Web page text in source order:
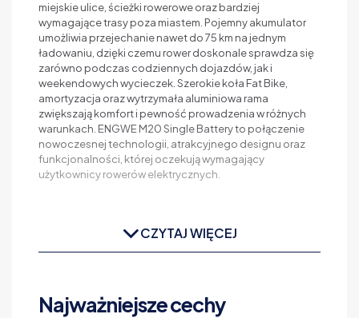
miejskie ulice, ścieżki rowerowe oraz bardziej
wymagające trasy poza miastem. Pojemny akumulator
umożliwia przejechanie nawet do 75 km na jednym
ładowaniu, dzięki czemu rower doskonale sprawdza się
zarówno podczas codziennych dojazdów, jak i
weekendowych wycieczek. Szerokie koła Fat Bike,
amortyzacja oraz wytrzymała aluminiowa rama
zwiększają komfort i pewność prowadzenia w różnych
warunkach. ENGWE M20 Single Battery to połączenie
nowoczesnej technologii, atrakcyjnego designu oraz
funkcjonalności, której oczekują wymagający
użytkownicy rowerów elektrycznych.
CZYTAJ WIĘCEJ
Najważniejsze cechy